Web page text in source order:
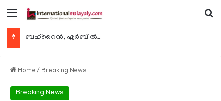
Menu
Home / Breaking News
Breaking News